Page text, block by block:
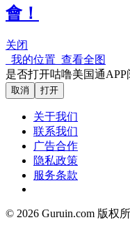
會！
关闭
我的位置 查看全图
是否打开咕噜美国通APP
取消 打开
关于我们
联系我们
广告合作
隐私政策
服务条款
© 2026 Guruin.com 版权